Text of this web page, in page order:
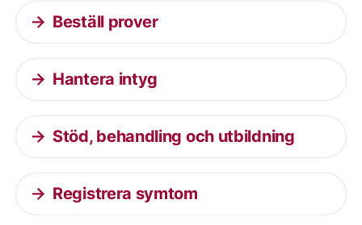
Beställ prover
Hantera intyg
Stöd, behandling och utbildning
Registrera symtom